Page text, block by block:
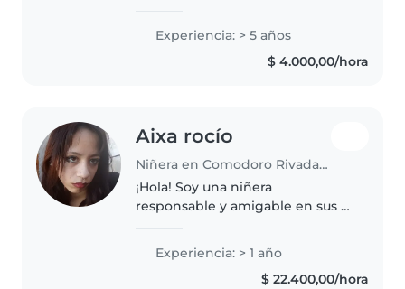
todas las edades. Me encanta
dibujar, leer cuentos, hacer
manualidades y cocinar. Además,
Experiencia: > 5 años
$ 4.000,00/hora
Aixa rocío
Niñera en Comodoro Rivadavia
¡Hola! Soy una niñera
responsable y amigable en sus 1
cuidando niños desde los 2 hasta
los 15 años. Me encanta dibujar,
Experiencia: > 1 año
$ 22.400,00/hora